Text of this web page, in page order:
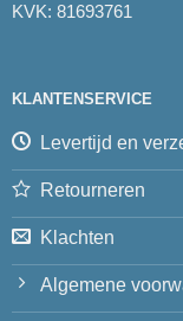
KVK: 81693761
KLANTENSERVICE
Levertijd en
Retourneren
Klachten
Algemene